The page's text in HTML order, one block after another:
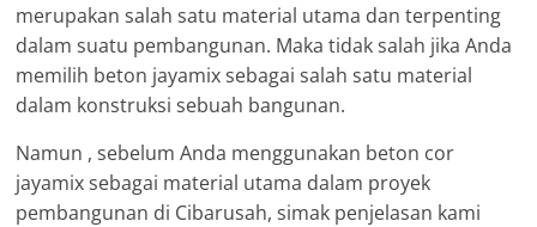
merupakan salah satu material utama dan terpenting
dalam suatu pembangunan. Maka tidak salah jika Anda
memilih beton jayamix sebagai salah satu material
dalam konstruksi sebuah bangunan.
Namun , sebelum Anda menggunakan beton cor
jayamix sebagai material utama dalam proyek
pembangunan di Cibarusah, simak penjelasan kami